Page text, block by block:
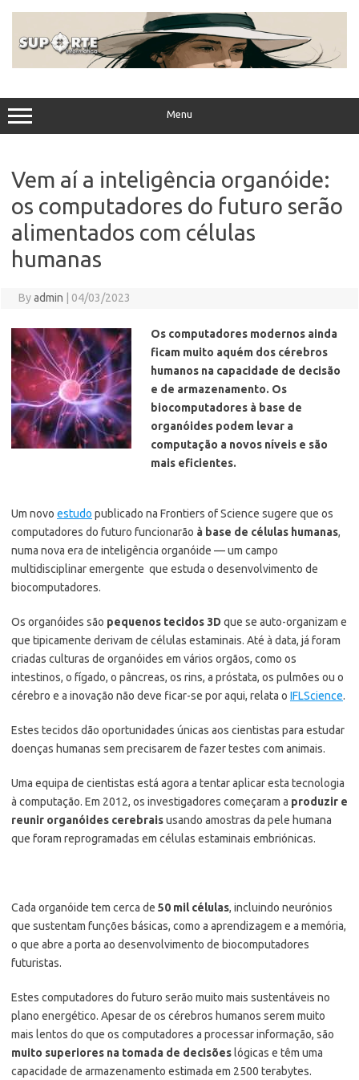
Menu
Vem aí a inteligência organóide:
os computadores do futuro serão
alimentados com células
humanas
Byadmin 04/03/2023
Os computadores modernos ainda
ficam muito aquém dos cérebros
humanos na capacidade de decisão
e de armazenamento. Os
biocomputadores à base de
organóides podem levar a
computação a novos níveis e são
mais eficientes.
Um novo estudo publicado na Frontiers of Science sugere que os
computadores do futuro funcionarão à base de células humanas,
numa nova era de inteligência organóide — um campo
multidisciplinar emergente que estuda o desenvolvimento de
biocomputadores.
Os organóides são pequenos tecidos 3D que se auto-organizam e
que tipicamente derivam de células estaminais. Até à data, já foram
criadas culturas de organóides em vários orgãos, como os
intestinos, o fígado, o pâncreas, os rins, a próstata, os pulmões ou o
cérebro e a inovação não deve ficar-se por aqui, relata o IFLScience.
Estes tecidos dão oportunidades únicas aos cientistas para estudar
doenças humanas sem precisarem de fazer testes com animais.
Uma equipa de cientistas está agora a tentar aplicar esta tecnologia
à computação. Em 2012, os investigadores começaram a produzir e
reunir organóides cerebraisusando amostras da pele humana
que foram reprogramadas em células estaminais embriónicas.
Cada organóide tem cerca de 50 mil células, incluindo neurónios
que sustentam funções básicas, como a aprendizagem e a memória,
o que abre a porta ao desenvolvimento de biocomputadores
futuristas.
Estes computadores do futuro serão muito mais sustentáveis no
plano energético. Apesar de os cérebros humanos serem muito
mais lentos do que os computadores a processar informação, são
muito superiores na tomada de decisões lógicas e têm uma
capacidade de armazenamento estimada em 2500 terabytes.